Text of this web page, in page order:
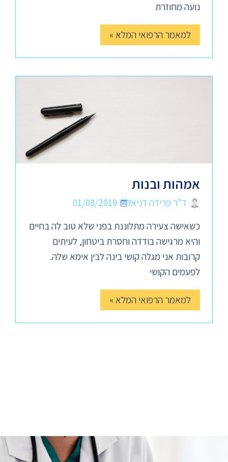
נועה מחוזרת
למאמר הרפואי המלא »
אמהות ובנות
ד"ר פרידה דניאל
01/08/2019
כשאישה צעירה מתלוננת בפני שלא טוב לה בחיים
והיא מרגישה בודדה וחסרת ביטחון, לעיתים
קרובות אני מגלה קושי בינה לבין אימא שלה.
לפעמים הקושי
למאמר הרפואי המלא »